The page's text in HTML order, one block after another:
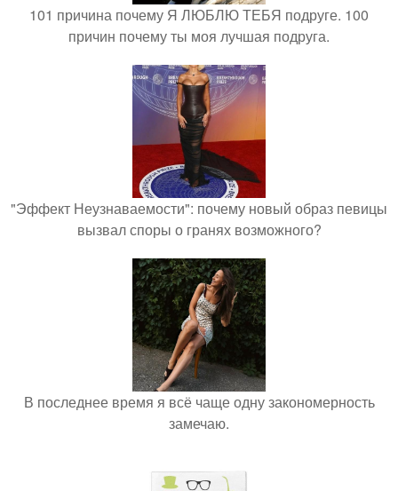
101 причина почему Я ЛЮБЛЮ ТЕБЯ подруге. 100
причин почему ты моя лучшая подруга.
"Эффект Неузнаваемости": почему новый образ певицы
вызвал споры о гранях возможного?
В последнее время я всё чаще одну закономерность
замечаю.